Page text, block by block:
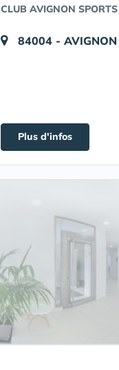
CLUB AVIGNON
84004 - AVIGNON
Plus d'infos